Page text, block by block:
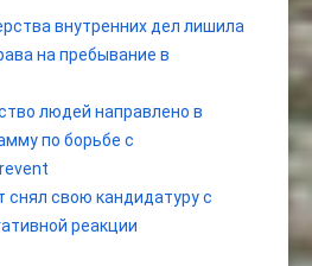
внутренних дел лишила
на пребывание в
людей направлено в
по борьбе с
снял свою кандидатуру с
реакции